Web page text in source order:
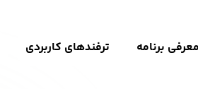
معرفی برنامه ترفندهای کاربردی